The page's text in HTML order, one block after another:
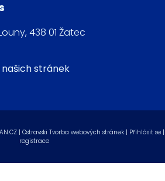
438 01 Žatec
stránek
| Ostravski Tvorba webových stránek | Přihlásit se |
registrace